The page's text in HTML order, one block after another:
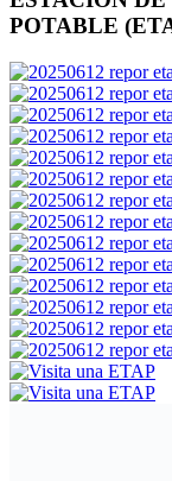
POTABLE